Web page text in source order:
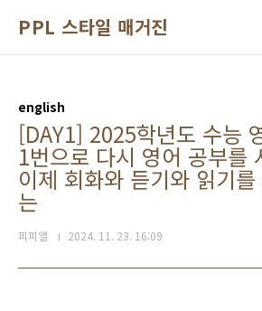
PPL 스타일 매거진
english
[DAY1] 2025학년도 수능
1번으로 다시 영어 공부를
이제 회화와 듣기와 읽기
는
피피앨 2024. 11. 23. 16:09